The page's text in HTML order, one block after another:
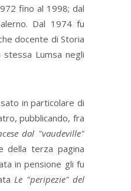
fino al 1998; dal
Dal 1974 fu
docente di Storia
Lumsa negli
in particolare di
pubblicando, fra
dal "vaudeville"
della terza pagina
in pensione gli fu
Le "peripezie" del